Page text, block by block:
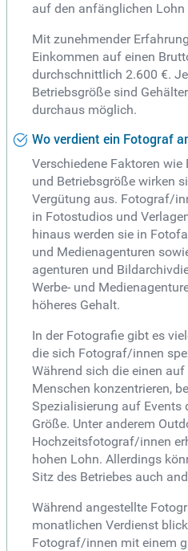
auf den anfänglichen Lohn
Mit zunehmender
Einkommen auf einen
durchschnittlich 2.600 €.
Betriebsgröße sind
durchaus möglich.
Wo verdient ein Fotograf
Verschiedene Faktoren
und Betriebsgröße wirken
Vergütung aus. Fotograf/
in Fotostudios und
hinaus werden sie in
und Medienagenturen
agenturen und
Werbe- und
höheres Gehalt.
In der Fotografie gibt es
die sich Fotograf/innen
Während sich die einen
Menschen konzentrieren,
Spezialisierung auf Events
Größe. Unter anderem
Hochzeitsfotograf/innen
hohen Lohn. Allerdings
Sitz des Betriebes auch
Während angestellte
monatlichen Verdienst
Fotograf/innen mit einem